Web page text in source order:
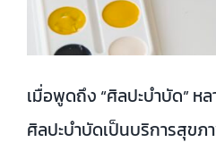
เมื่อพูดถึง “ศิลปะบำบัด” ห
ศิลปะบำบัดเป็นบริการสุขภ